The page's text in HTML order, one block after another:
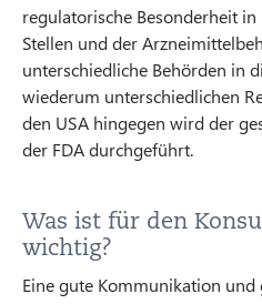
regulatorische Besonderheit
Stellen und der
unterschiedliche Behörden in
wiederum unterschiedlichen
den USA hingegen wird der
der FDA durchgeführt.
Was ist für den
wichtig?
Eine gute Kommunikation